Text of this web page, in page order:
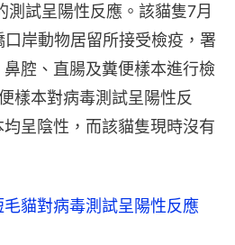
測試呈陽性反應。該貓隻7月
岸動物居留所接受檢疫，署
腔、直腸及糞便樣本進行檢
樣本對病毒測試呈陽性反
呈陰性，而該貓隻現時沒有
毛貓對病毒測試呈陽性反應